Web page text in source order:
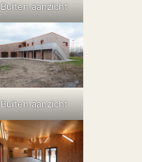
Buiten aanzicht
Buiten aanzicht